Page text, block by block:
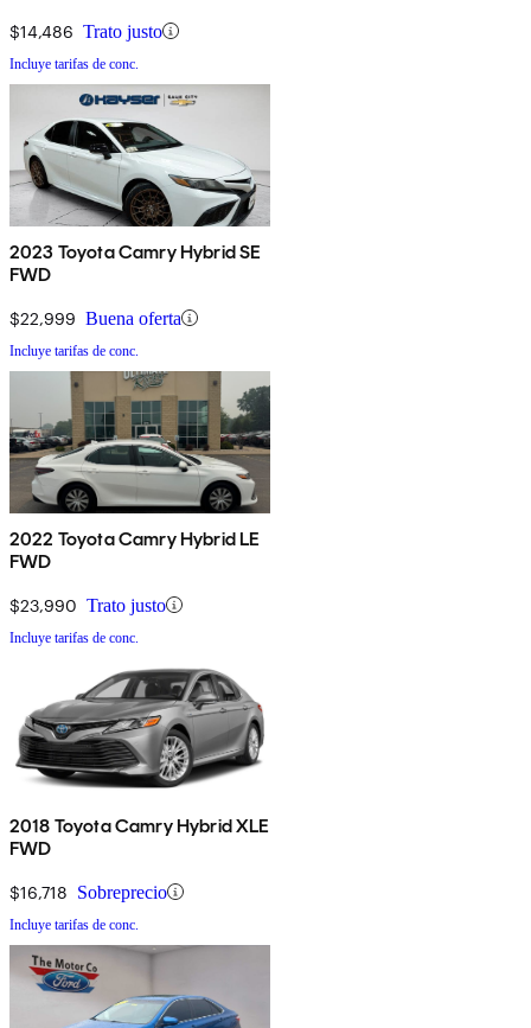
$14,486 Trato justo
Incluye tarifas de conc.
2023 Toyota Camry Hybrid SE
FWD
$22,999 Buena oferta
Incluye tarifas de conc.
2022 Toyota Camry Hybrid LE
FWD
$23,990 Trato justo
Incluye tarifas de conc.
2018 Toyota Camry Hybrid XLE
FWD
$16,718 Sobreprecio
Incluye tarifas de conc.